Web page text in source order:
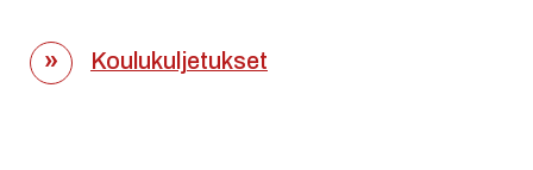
Koulukuljetukset